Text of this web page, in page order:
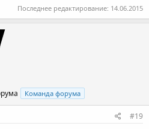
Последнее редактирование: 14.06.2015
Команда форума
#19